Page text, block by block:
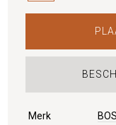
Merk